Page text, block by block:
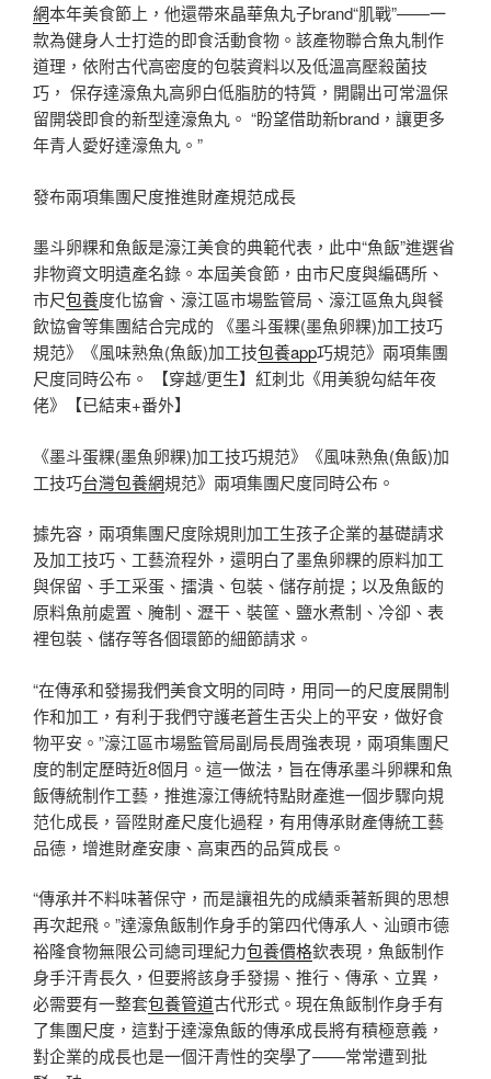
網本年美食節上，他還帶來晶華魚丸子brand“肌戰”——一
款為健身人士打造的即食活動食物。該產物聯合魚丸制作
道理，依附古代高密度的包裝資料以及低溫高壓殺菌技
巧， 保存達濠魚丸高卵白低脂肪的特質，開闢出可常溫保
留開袋即食的新型達濠魚丸。 “盼望借助新brand，讓更多
年青人愛好達濠魚丸。”
發布兩項集團尺度推進財產規范成長
墨斗卵粿和魚飯是濠江美食的典範代表，此中“魚飯”進選省
非物資文明遺產名錄。本屆美食節，由市尺度與編碼所、
市尺包養度化協會、濠江區市場監管局、濠江區魚丸與餐
飲協會等集團結合完成的 《墨斗蛋粿(墨魚卵粿)加工技巧
規范》《風味熟魚(魚飯)加工技包養app巧規范》兩項集團
尺度同時公布。 【穿越/更生】紅刺北《用美貌勾結年夜
佬》【已結束+番外】
《墨斗蛋粿(墨魚卵粿)加工技巧規范》《風味熟魚(魚飯)加
工技巧台灣包養網規范》兩項集團尺度同時公布。
據先容，兩項集團尺度除規則加工生孩子企業的基礎請求
及加工技巧、工藝流程外，還明白了墨魚卵粿的原料加工
與保留、手工采蛋、擂潰、包裝、儲存前提；以及魚飯的
原料魚前處置、腌制、瀝干、裝筐、鹽水煮制、冷卻、表
裡包裝、儲存等各個環節的細節請求。
“在傳承和發揚我們美食文明的同時，用同一的尺度展開制
作和加工，有利于我們守護老蒼生舌尖上的平安，做好食
物平安。”濠江區市場監管局副局長周強表現，兩項集團尺
度的制定歷時近8個月。這一做法，旨在傳承墨斗卵粿和魚
飯傳統制作工藝，推進濠江傳統特點財產進一個步驟向規
范化成長，晉陞財產尺度化過程，有用傳承財產傳統工藝
品德，增進財產安康、高東西的品質成長。
“傳承并不料味著保守，而是讓祖先的成績乘著新興的思想
再次起飛。”達濠魚飯制作身手的第四代傳承人、汕頭市德
裕隆食物無限公司總司理紀力包養價格欽表現，魚飯制作
身手汗青長久，但要將該身手發揚、推行、傳承、立異，
必需要有一整套包養管道古代形式。現在魚飯制作身手有
了集團尺度，這對于達濠魚飯的傳承成長將有積極意義，
對企業的成長也是一個汗青性的突學了——常常遭到批